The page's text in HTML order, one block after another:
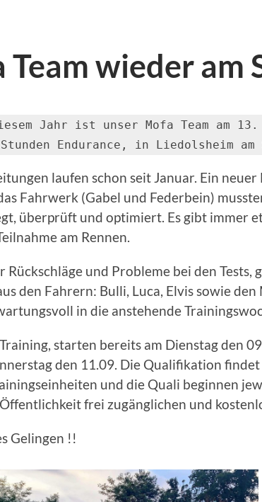
Team wieder am
Jahr ist unser Mofa Team am
Endurance, in Liedolsheim
laufen schon seit Januar. Ein
Fahrwerk (Gabel und Federbein)
überprüft und optimiert. Es gibt immer
am Rennen.
Rückschläge und Probleme bei den Tests,
den Fahrern: Bulli, Luca, Elvis sowie
in die anstehende
starten bereits am Dienstag den
den 11.09. Die Qualifikation findet
und die Quali beginnen
frei zugänglichen und
Gelingen !!